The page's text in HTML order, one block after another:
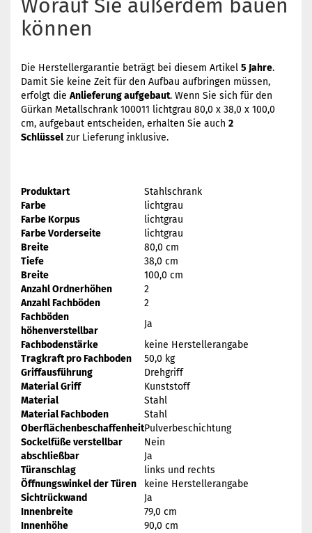
Worauf Sie außerdem bauen
können
Die Herstellergarantie beträgt bei diesem Artikel 5 Jahre.
Damit Sie keine Zeit für den Aufbau aufbringen müssen,
erfolgt die Anlieferung aufgebaut. Wenn Sie sich für den
Gürkan Metallschrank 100011 lichtgrau 80,0 x 38,0 x 100,0
cm, aufgebaut entscheiden, erhalten Sie auch 2
Schlüssel zur Lieferung inklusive.
Produktart
Stahlschrank
Farbe
lichtgrau
Farbe Korpus
lichtgrau
Farbe Vorderseite
lichtgrau
Breite
80,0 cm
Tiefe
38,0 cm
Breite
100,0 cm
Anzahl Ordnerhöhen
2
Anzahl Fachböden
2
Fachböden
höhenverstellbar
Ja
Fachbodenstärke
keine Herstellerangabe
Tragkraft pro Fachboden
50,0 kg
Griffausführung
Drehgriff
Material Griff
Kunststoff
Material
Stahl
Material Fachboden
Stahl
OberflächenbeschaffenheitPulverbeschichtung
Sockelfüße verstellbar
Nein
abschließbar
Ja
Türanschlag
links und rechts
Öffnungswinkel der Türen
keine Herstellerangabe
Sichtrückwand
Ja
Innenbreite
79,0 cm
Innenhöhe
90,0 cm